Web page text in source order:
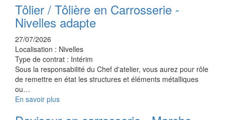
Tôlier / Tôlière en Carrosserie -
Nivelles adapte
27/07/2026
Localisation : Nivelles
Type de contrat : Intérim
Sous la responsabilité du Chef d'atelier, vous aurez pour rôle
de remettre en état les structures et éléments métalliques
ou…
En savoir plus